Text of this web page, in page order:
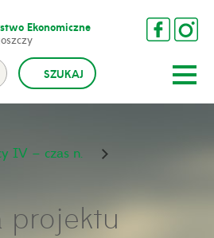
Ekonomiczne
Powrót na rynek pracy IV – czas na nowy start
projektu